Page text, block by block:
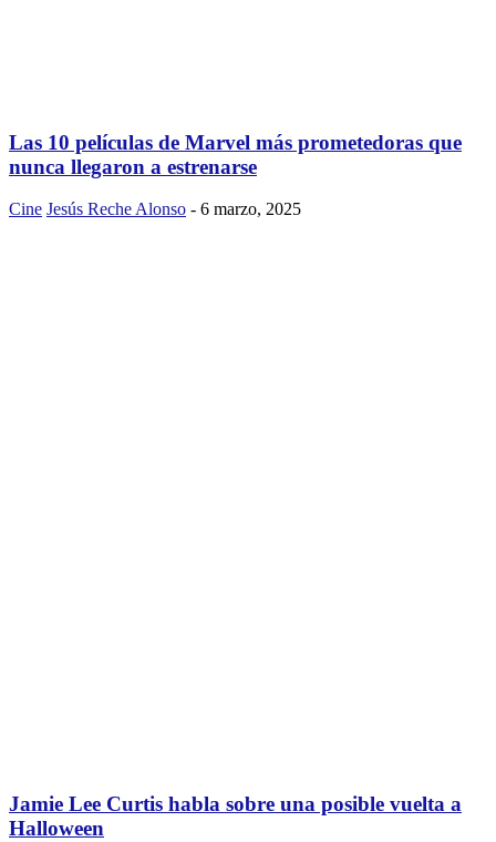
Las 10 películas de Marvel más prometedoras que
nunca llegaron a estrenarse
Cine Jesús Reche Alonso - 6 marzo, 2025
Jamie Lee Curtis habla sobre una posible vuelta a
Halloween